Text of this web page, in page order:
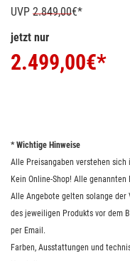
UVP 2.849,00€*
jetzt nur
2.499,00€*
* Wichtige Hinweise
Alle Preisangaben verstehen
Kein Online-Shop! Alle
Alle Angebote gelten solange
des jeweiligen Produkts vor dem
per Email.
Farben, Ausstattungen und